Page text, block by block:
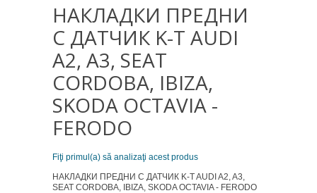
НАКЛАДКИ ПРЕДНИ
С ДАТЧИК K-T AUDI
A2, A3, SEAT
CORDOBA, IBIZA,
SKODA OCTAVIA -
FERODO
Fiţi primul(a) să analizaţi acest produs
НАКЛАДКИ ПРЕДНИ С ДАТЧИК K-T AUDI A2, A3,
SEAT CORDOBA, IBIZA, SKODA OCTAVIA - FERODO